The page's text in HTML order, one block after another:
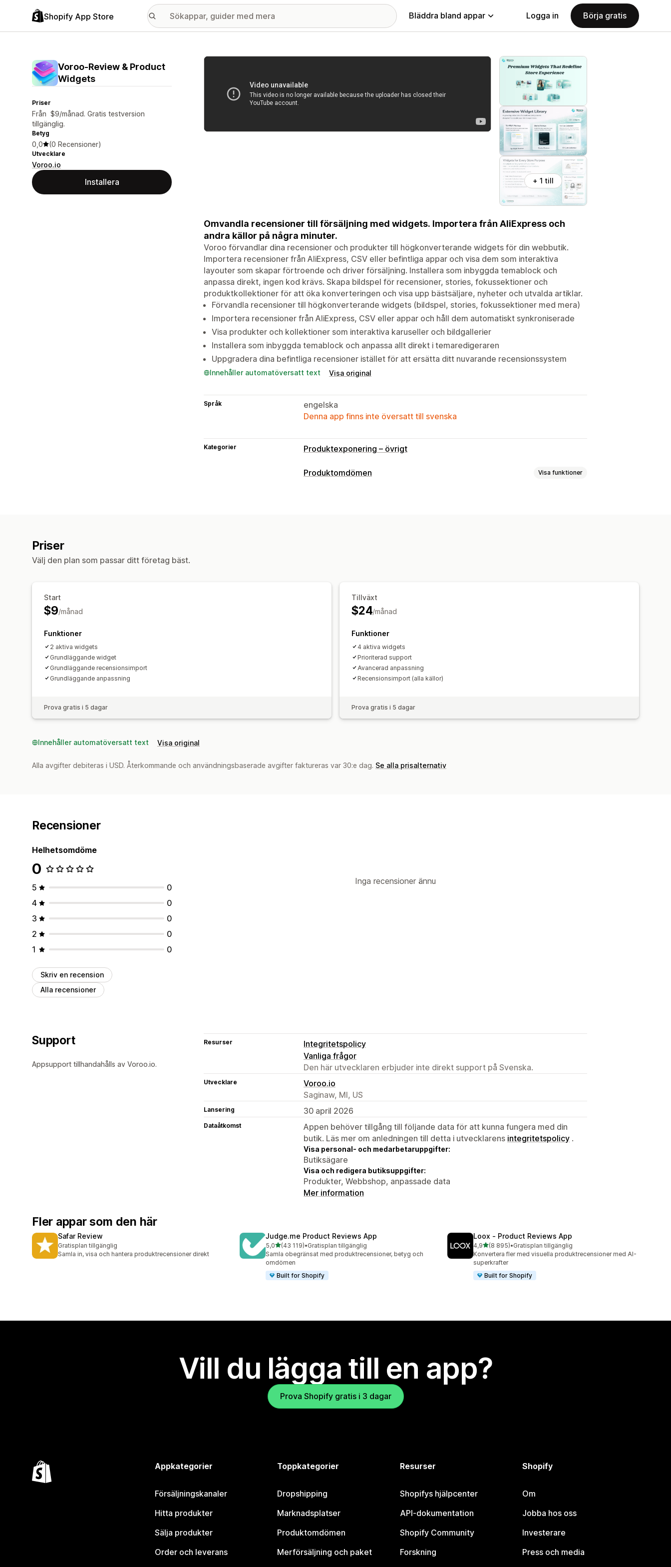
Shopify App Store Bläddra bland appar Logga in Börja gratis
Voroo‑Review & Product
Widgets
Priser
Från $9/månad. Gratis testversion
tillgänglig.
Betyg
0,0 (0 Recensioner)
Utvecklare
Voroo.io
Installera
Galleri med utvalda bilder
+ 1 till
Omvandla recensioner till försäljning med widgets. Importera från AliExpress och
andra källor på några minuter.
Voroo förvandlar dina recensioner och produkter till högkonverterande widgets för din webbutik.
Importera recensioner från AliExpress, CSV eller befintliga appar och visa dem som interaktiva
layouter som skapar förtroende och driver försäljning. Installera som inbyggda temablock och
anpassa direkt, ingen kod krävs. Skapa bildspel för recensioner, stories, fokussektioner och
produktkollektioner för att öka konverteringen och visa upp bästsäljare, nyheter och utvalda artiklar.
Förvandla recensioner till högkonverterande widgets (bildspel, stories, fokussektioner med mera)
Importera recensioner från AliExpress, CSV eller appar och håll dem automatiskt synkroniserade
Visa produkter och kollektioner som interaktiva karuseller och bildgallerier
Installera som inbyggda temablock och anpassa allt direkt i temaredigeraren
Uppgradera dina befintliga recensioner istället för att ersätta ditt nuvarande recensionssystem
Innehåller automatöversatt text Visa original
Språk
engelska
Denna app finns inte översatt till svenska
Kategorier Produktexponering – övrigt
Produktomdömen Visa funktioner
Priser
Välj den plan som passar ditt företag bäst.
Start
$9/månad
Funktioner
2 aktiva widgets
Grundläggande widget
Grundläggande recensionsimport
Grundläggande anpassning
Prova gratis i 5 dagar
Tillväxt
$24/månad
Funktioner
4 aktiva widgets
Prioriterad support
Avancerad anpassning
Recensionsimport (alla källor)
Prova gratis i 5 dagar
Innehåller automatöversatt text Visa original
Alla avgifter debiteras i USD. Återkommande och användningsbaserade avgifter faktureras var 30:e dag. Se alla prisalternativ
Recensioner
Helhetsomdöme
0
5
0
4
0
3
0
2
0
1
0
Skriv en recension
Alla recensioner
Inga recensioner ännu
Support
Appsupport tillhandahålls av Voroo.io.
Resurser
Integritetspolicy
Vanliga frågor
Den här utvecklaren erbjuder inte direkt support på Svenska.
Utvecklare
Voroo.io
Saginaw, MI, US
Lansering 30 april 2026
Dataåtkomst
Appen behöver tillgång till följande data för att kunna fungera med din
butik. Läs mer om anledningen till detta i utvecklarens integritetspolicy .
Visa personal- och medarbetaruppgifter:
Butiksägare
Visa och redigera butiksuppgifter:
Produkter, Webbshop, anpassade data
Mer information
Fler appar som den här
Safar Review
Gratisplan tillgänglig
Samla in, visa och hantera produktrecensioner direkt
Judge.me Product Reviews App
5,0av 5 stjärnor
(43 119)
43119 recensioner totalt
•Gratisplan tillgänglig
Samla obegränsat med produktrecensioner, betyg och
omdömen
Built for Shopify
Loox ‑ Product Reviews App
4,9av 5 stjärnor
(8 895)
8895 recensioner totalt
•Gratisplan tillgänglig
Konvertera fler med visuella produktrecensioner med AI-
superkrafter
Built for Shopify
Vill du lägga till en app?
Prova Shopify gratis i 3 dagar
Appkategorier
Försäljningskanaler
Hitta produkter
Sälja produkter
Order och leverans
Toppkategorier
Dropshipping
Marknadsplatser
Produktomdömen
Merförsäljning och paket
Resurser
Shopifys hjälpcenter
API-dokumentation
Shopify Community
Forskning
Shopify
Om
Jobba hos oss
Investerare
Press och media